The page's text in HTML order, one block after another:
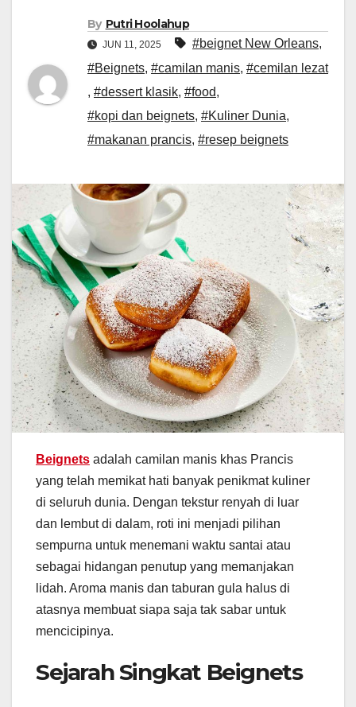
By Putri Hoolahup
JUN 11, 2025 #beignet New Orleans,
#Beignets, #camilan manis, #cemilan lezat
, #dessert klasik, #food,
#kopi dan beignets, #Kuliner Dunia,
#makanan prancis, #resep beignets
Beignets adalah camilan manis khas Prancis
yang telah memikat hati banyak penikmat kuliner
di seluruh dunia. Dengan tekstur renyah di luar
dan lembut di dalam, roti ini menjadi pilihan
sempurna untuk menemani waktu santai atau
sebagai hidangan penutup yang memanjakan
lidah. Aroma manis dan taburan gula halus di
atasnya membuat siapa saja tak sabar untuk
mencicipinya.
Sejarah Singkat Beignets